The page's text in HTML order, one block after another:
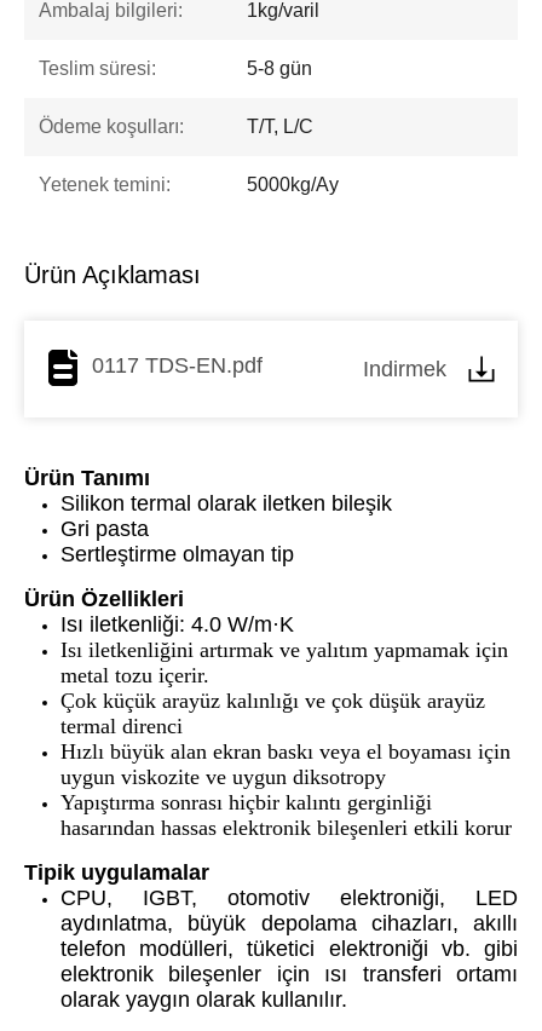
Ambalaj bilgileri: 1kg/varil
Teslim süresi: 5-8 gün
Ödeme koşulları: T/T, L/C
Yetenek temini: 5000kg/Ay
Ürün Açıklaması
0117 TDS-EN.pdf Indirmek
Ürün Tanımı
Silikon termal olarak iletken bileşik
Gri pasta
Sertleştirme olmayan tip
Ürün Özellikleri
Isı iletkenliği: 4.0 W/m·K
Isı iletkenliğini artırmak ve yalıtım yapmamak için
metal tozu içerir.
Çok küçük arayüz kalınlığı ve çok düşük arayüz
termal direnci
Hızlı büyük alan ekran baskı veya el boyaması için
uygun viskozite ve uygun diksotropy
Yapıştırma sonrası hiçbir kalıntı gerginliği
hasarından hassas elektronik bileşenleri etkili korur
Tipik uygulamalar
CPU, IGBT, otomotiv elektroniği, LED
aydınlatma, büyük depolama cihazları, akıllı
telefon modülleri, tüketici elektroniği vb. gibi
elektronik bileşenler için ısı transferi ortamı
olarak yaygın olarak kullanılır.